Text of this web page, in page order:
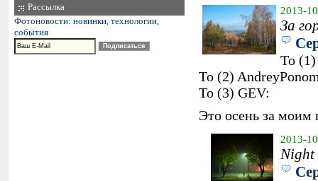
Рассылка
Фотоновости: новинки, технологии,
события
2013-
За
To
To (2)
To (3) GEV:
Это осень за моим
2013-
Night